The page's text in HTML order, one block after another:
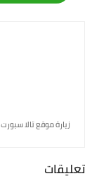
Whatsapp
زيارة موقع تالا سبورت Tala sport
تعليقات